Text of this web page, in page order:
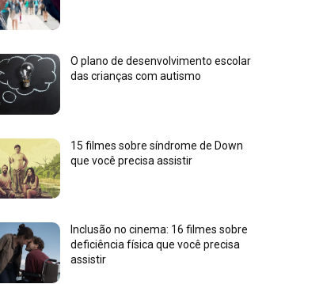
O plano de desenvolvimento escolar
das crianças com autismo
15 filmes sobre síndrome de Down
que você precisa assistir
Inclusão no cinema: 16 filmes sobre
deficiência física que você precisa
assistir